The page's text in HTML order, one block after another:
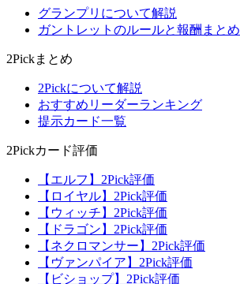
グランプリについて解説
ガントレットのルールと報酬まとめ
2Pickまとめ
2Pickについて解説
おすすめリーダーランキング
提示カード一覧
2Pickカード評価
【エルフ】2Pick評価
【ロイヤル】2Pick評価
【ウィッチ】2Pick評価
【ドラゴン】2Pick評価
【ネクロマンサー】2Pick評価
【ヴァンパイア】2Pick評価
【ビショップ】2Pick評価